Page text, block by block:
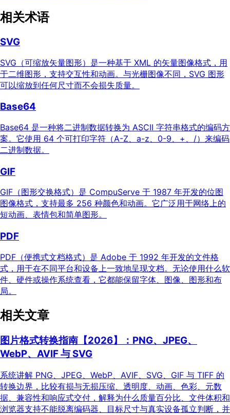
相关术语
SVG
SVG（可缩放矢量图形）是一种基于 XML 的矢量图像格式，用
于二维图形，支持交互性和动画。与光栅图像不同，SVG 图形
可以缩放到任何尺寸而不会损失质量。
Base64
Base64 是一种将二进制数据转换为 ASCII 字符串格式的编码方
案。它使用 64 个可打印字符（A-Z、a-z、0-9、+、/）来编码
二进制数据。
GIF
GIF（图形交换格式）是 CompuServe 于 1987 年开发的位图
图像格式，支持最多 256 种颜色和动画。它广泛用于网络上的
短动画、表情包和简单图形。
PDF
PDF（便携式文档格式）是 Adobe 于 1992 年开发的文件格
式，用于在不同平台和设备上一致地呈现文档。无论使用什么软
件、硬件或操作系统查看，它都能保留字体、图像、图形和布
局。
相关文章
图片格式转换指南【2026】：PNG、JPEG、
WebP、AVIF 与 SVG
系统讲解 PNG、JPEG、WebP、AVIF、SVG、GIF 与 TIFF 的
转换边界，比较有损与无损压缩、透明度、动画、色彩、元数
据、兼容性和响应式交付，解释为什么质量百分比、文件体积和
浏览器支持不能脱离编码器、目标尺寸与真实设备孤立判断，并